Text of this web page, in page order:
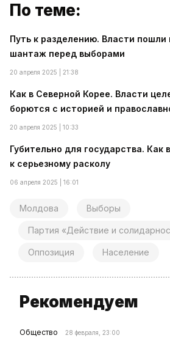
По теме:
Путь к разделению. Власти
шантаж перед выборами
20 апреля 2025 | 21:38
Как в Северной Корее. Власти
борются с историей и
20 апреля 2025 | 10:33
Губительно для государства. Как
к серьезному расколу
06 апреля 2025 | 16:01
Молдова Выборы
Партия «Действие и
Оппозиция Население
Рекомендуем
Общество 28 февраля, 23:00